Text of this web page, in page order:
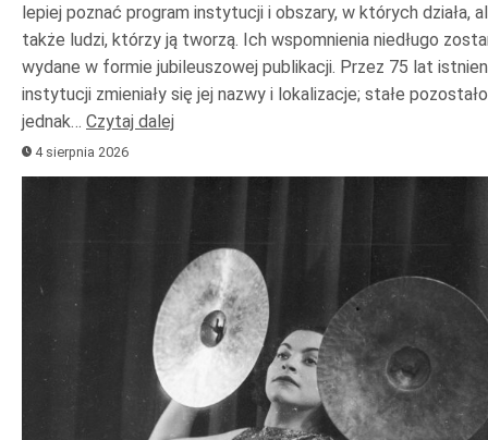
lepiej poznać program instytucji i obszary, w których działa,
także ludzi, którzy ją tworzą. Ich wspomnienia niedługo
wydane w formie jubileuszowej publikacji. Przez 75 lat
instytucji zmieniały się jej nazwy i lokalizacje; stałe pozostało
jednak… Czytaj dalej
4 sierpnia 2026